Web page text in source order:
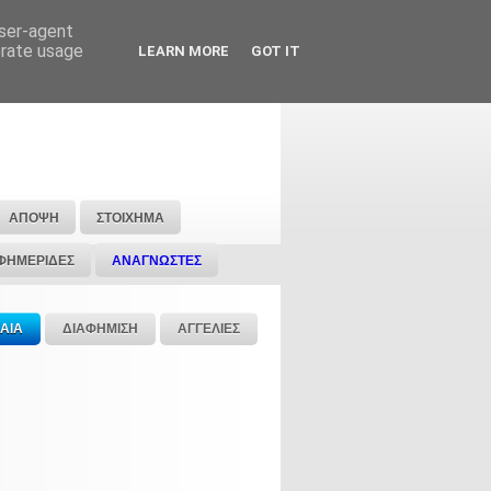
ΑΠΟΨΗ ΣΤΟΙΧΗΜΑ
ΑΝΑΓΝΩΣΤΕΣ
ΔΙΑΦΗΜΙΣΗ ΑΓΓΕΛΙΕΣ
agent
usage
LEARN MORE GOT IT